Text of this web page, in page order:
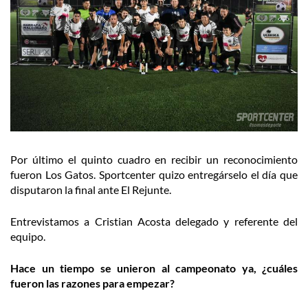
Por último el quinto cuadro en recibir un reconocimiento
fueron Los Gatos. Sportcenter quizo entregárselo el día que
disputaron la final ante El Rejunte.
Entrevistamos a Cristian Acosta delegado y referente del
equipo.
Hace un tiempo se unieron al campeonato ya, ¿cuáles
fueron las razones para empezar?